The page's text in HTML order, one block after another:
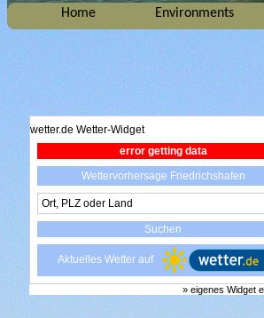
Home Environments
wetter.de Wetter-Widget
error getting data
Wettervorhersage Friedrichshafen
Aktuelles Wetter auf
» eigenes Widget